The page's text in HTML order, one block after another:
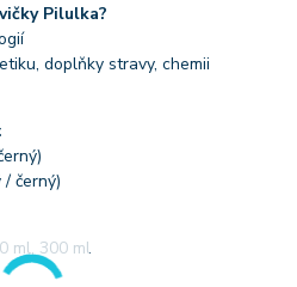
Pilulka?
doplňky stravy, chemii
černý)
ml, 300 ml